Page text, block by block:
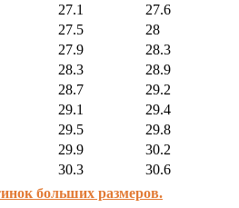
27.1
27.6
27.5
28
27.9
28.3
28.3
28.9
28.7
29.2
29.1
29.4
29.5
29.8
29.9
30.2
30.3 30.6
больших размеров.